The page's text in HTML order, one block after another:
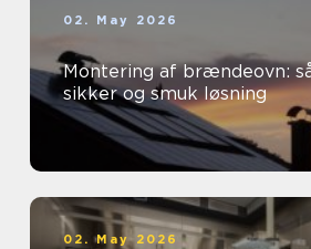
02. May 2026
Montering af brændeovn:
sikker og smuk løsning
02. May 2026